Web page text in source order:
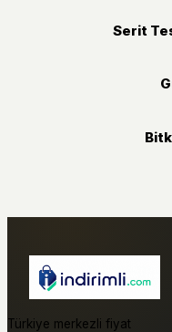
Serit
Türkiye merkezli fiyat